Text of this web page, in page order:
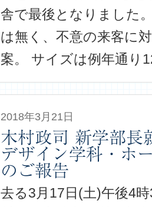
舎で最後となりました
は無く、不意の来客に
案。 サイズは例年通り
2018年3月21日
木村政司 新学部長
デザイン学科・ホ
のご報告
去る3月17日(土)午後4